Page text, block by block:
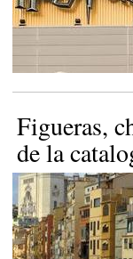
Figueras,
de la